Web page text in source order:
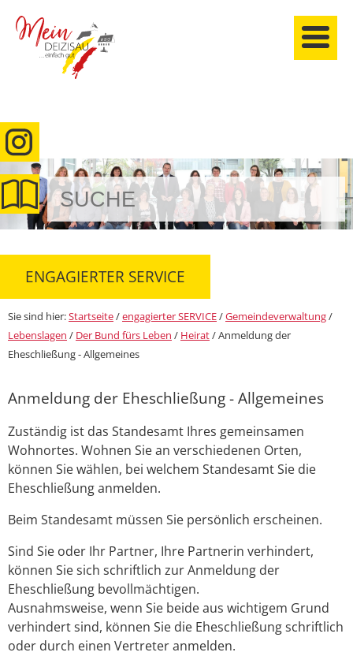
anmelden
ENGAGIERTER SERVICE
Sie sind hier:Startseite/engagierter SERVICE/Gemeindeverwaltung/
Lebenslagen / Der Bund fürs Leben / Heirat/Anmeldung der
Eheschließung - Allgemeines
Anmeldung der Eheschließung - Allgemeines
Zuständig ist das Standesamt Ihres gemeinsamen
Wohnortes. Wohnen Sie an verschiedenen Orten,
können Sie wählen, bei welchem Standesamt Sie die
Eheschließung anmelden.
Beim Standesamt müssen Sie persönlich erscheinen.
Sind Sie oder Ihr Partner, Ihre Partnerin verhindert,
können Sie sich schriftlich zur Anmeldung der
Eheschließung bevollmächtigen.
Ausnahmsweise, wenn Sie beide aus wichtigem Grund
verhindert sind, können Sie die Eheschließung schriftlich
oder durch einen Vertreter anmelden.